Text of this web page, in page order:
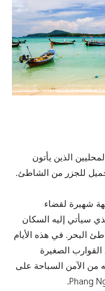
الذين يأتون
للجزر من الشاطئ.
شهيرة لقضاء
سيأتي إليه السكان
البحر. في هذه الأيام
الصغيرة
من الآمن السباحة على